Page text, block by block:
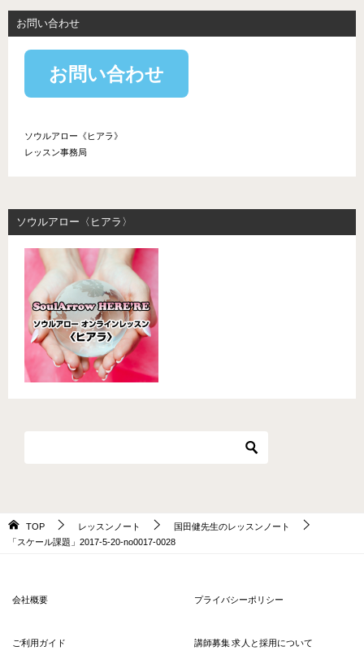
お問い合わせ
お問い合わせ
ソウルアロー《ヒアラ》
レッスン事務局
ソウルアロー〈ヒアラ〉
TOP レッスンノート
国田健先生のレッスンノート
「スケール課題」2017-5-20-no0017-0028
会社概要 プライバシーポリシー
ご利用ガイド 講師募集 求人と採用について